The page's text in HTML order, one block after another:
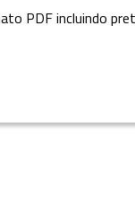
PDF incluindo